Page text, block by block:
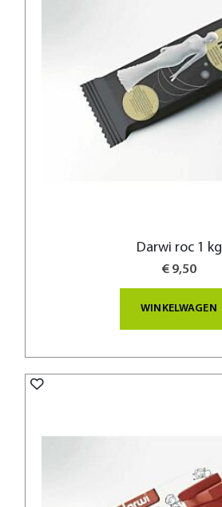
Darwi roc 1 kg
€ 9,50
WINKELWAGEN